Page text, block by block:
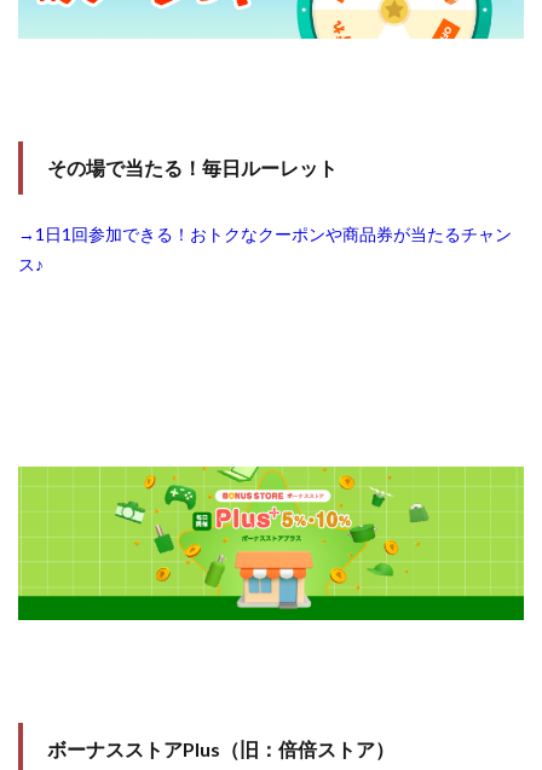
その場で当たる！毎日ルーレット
→1日1回参加できる！おトクなクーポンや商品券が当たるチャン
ス♪
ボーナスストアPlus（旧：倍倍ストア）